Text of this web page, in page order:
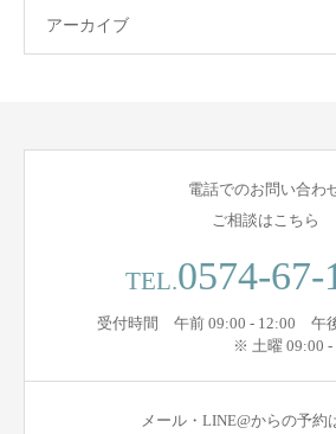
アーカイブ
電話でのお問い合わ
ご相談はこちら
TEL.0574-67-
受付時間 午前 09:00 - 12:00 午
※ 土曜 09:00 -
メール・LINE@からの予約